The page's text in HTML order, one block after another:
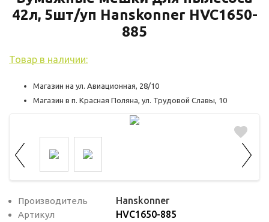
42л, 5шт/уп Hanskonner HVC1650-
885
Товар в наличии:
Магазин на ул. Авиационная, 28/10
Магазин в п. Красная Поляна, ул. Трудовой Славы, 10
Производитель Hanskonner
Артикул HVC1650-885
пользователей на сайте. Эти файлы cookie
помогают понять, как используется сайт,
и сделать функционал сайта максимально
удобным для пользователей.
Рекламные файлы cookie используются
для целей маркетинга и улучшения
качества рекламы. Эти файлы cookie
помогают обеспечить максимально
высокую точность и ценность содержания
для пользователей сайта.